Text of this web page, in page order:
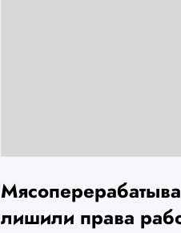
лишили права